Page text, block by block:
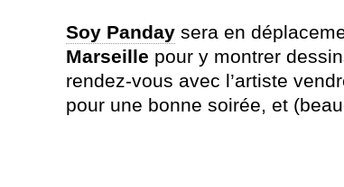
Soy Panday sera en
Marseille pour y montrer
rendez-vous avec l’artiste
pour une bonne soirée, et